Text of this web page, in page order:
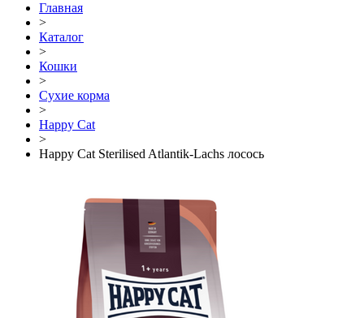
Главная
>
Каталог
>
Кошки
>
Сухие корма
>
Happy Cat
>
Happy Cat Sterilised Atlantik-Lachs лосось